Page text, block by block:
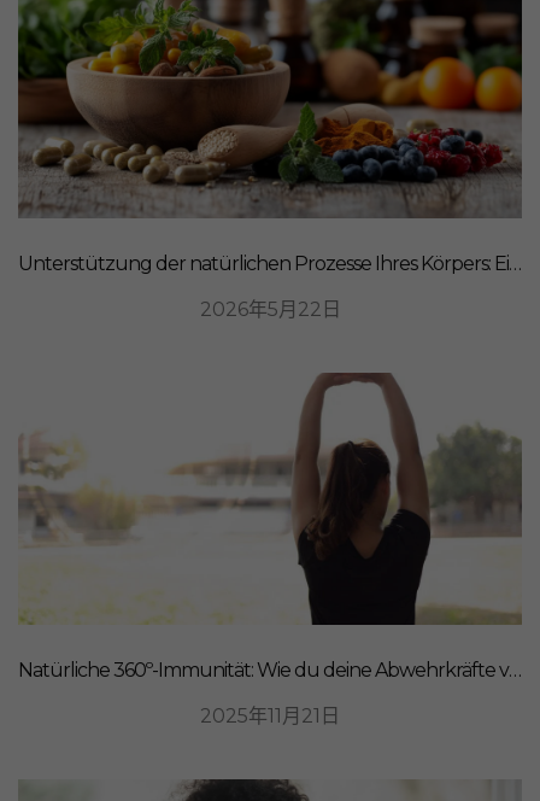
Unterstützung der natürlichen Prozesse Ihres Körpers: Ein ganzheitlicher Ansatz für Ernährung
2026年5月22日
Natürliche 360º-Immunität: Wie du deine Abwehrkräfte von innen stärkst
2025年11月21日